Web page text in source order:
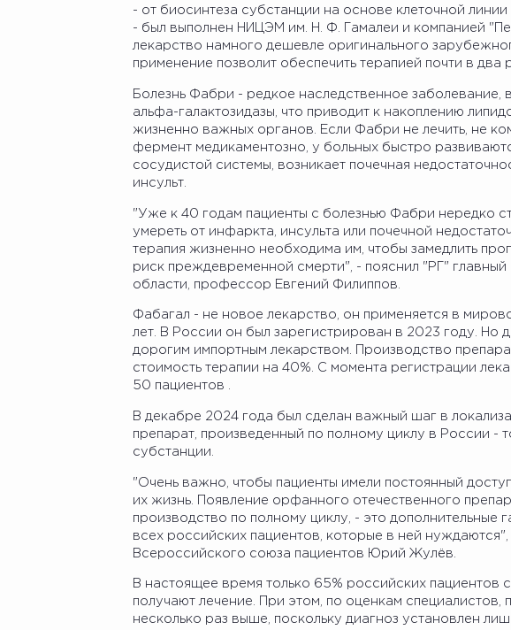
- от биосинтеза субстанции на основе клеточной
- был выполнен НИЦЭМ им. Н. Ф. Гамалеи и компанией
лекарство намного дешевле оригинального
применение позволит обеспечить терапией почти в два
Болезнь Фабри - редкое наследственное
альфа-галактозидазы, что приводит к накоплению
жизненно важных органов. Если Фабри не лечить, не
фермент медикаментозно, у больных быстро
сосудистой системы, возникает почечная
инсульт.
"Уже к 40 годам пациенты с болезнью Фабри нередко
умереть от инфаркта, инсульта или почечной
терапия жизненно необходима им, чтобы замедлить
риск преждевременной смерти", - пояснил "РГ"
области, профессор Евгений Филиппов.
Фабагал - не новое лекарство, он применяется в
лет. В России он был зарегистрирован в 2023 году. Но
дорогим импортным лекарством. Производство
стоимость терапии на 40%. С момента регистрации
50 пациентов .
В декабре 2024 года был сделан важный шаг в
препарат, произведенный по полному циклу в России -
субстанции.
"Очень важно, чтобы пациенты имели постоянный
их жизнь. Появление орфанного отечественного
производство по полному циклу, - это дополнительные
всех российских пациентов, которые в ней нуждаются",
Всероссийского союза пациентов Юрий Жулёв.
В настоящее время только 65% российских пациентов
получают лечение. При этом, по оценкам специалистов,
несколько раз выше, поскольку диагноз установлен